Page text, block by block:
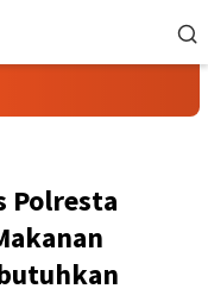
Polresta